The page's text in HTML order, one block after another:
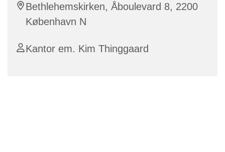
Bethlehemskirken, Åboulevard 8, 2200
København N
Kantor em. Kim Thinggaard